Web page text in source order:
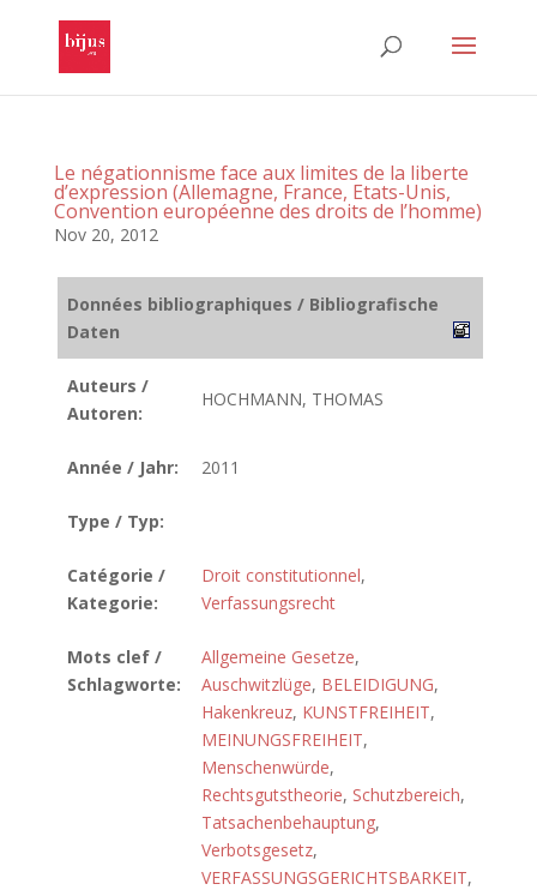
Le négationnisme face aux limites de la liberte
d’expression (Allemagne, France, Etats-Unis,
Convention européenne des droits de l’homme)
Nov 20, 2012
Données bibliographiques / Bibliografische
Daten
Auteurs /
Autoren:
HOCHMANN, THOMAS
Année / Jahr: 2011
Type / Typ:
Catégorie /
Kategorie:
Droit constitutionnel,
Verfassungsrecht
Mots clef /
Schlagworte:
Allgemeine Gesetze,
Auschwitzlüge, BELEIDIGUNG,
Hakenkreuz, KUNSTFREIHEIT,
MEINUNGSFREIHEIT,
Menschenwürde,
Rechtsgutstheorie, Schutzbereich,
Tatsachenbehauptung,
Verbotsgesetz,
VERFASSUNGSGERICHTSBARKEIT,